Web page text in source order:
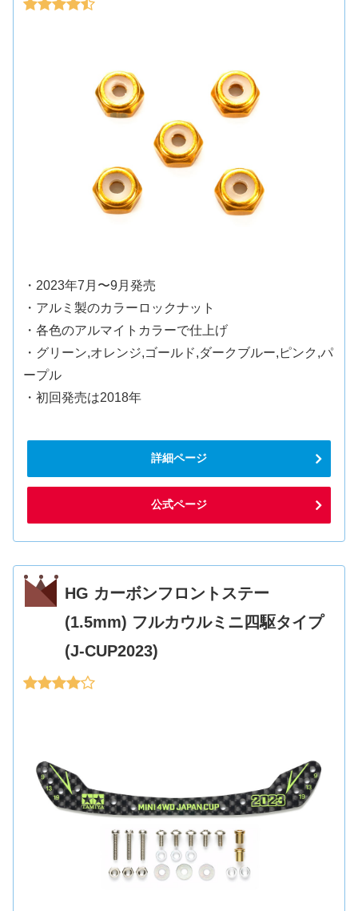
・2023年7月〜9月発売
・アルミ製のカラーロックナット
・各色のアルマイトカラーで仕上げ
・グリーン,オレンジ,ゴールド,ダークブルー,ピンク,パ
ープル
・初回発売は2018年
詳細ページ
公式ページ
HG カーボンフロントステー
(1.5mm) フルカウルミニ四駆タイプ
(J-CUP2023)